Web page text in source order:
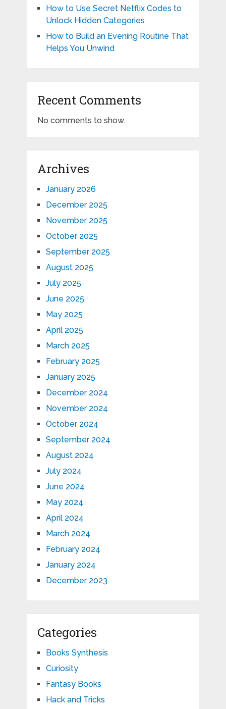
How to Use Secret Netflix Codes to
Unlock Hidden Categories
How to Build an Evening Routine That
Helps You Unwind
Recent Comments
No comments to show.
Archives
January 2026
December 2025
November 2025
October 2025
September 2025
August 2025
July 2025
June 2025
May 2025
April 2025
March 2025
February 2025
January 2025
December 2024
November 2024
October 2024
September 2024
August 2024
July 2024
June 2024
May 2024
April 2024
March 2024
February 2024
January 2024
December 2023
Categories
Books Synthesis
Curiosity
Fantasy Books
Hack and Tricks